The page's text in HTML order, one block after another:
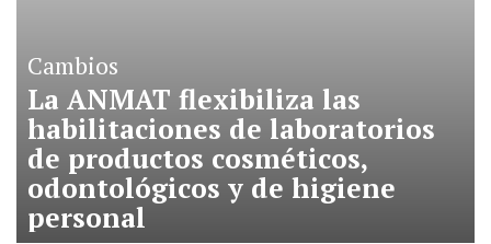
Cambios
La ANMAT flexibiliza las
habilitaciones de laboratorios
de productos cosméticos,
odontológicos y de higiene
personal